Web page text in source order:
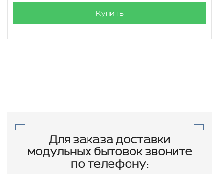
Купить
Для заказа доставки
модульных бытовок звоните
по телефону: